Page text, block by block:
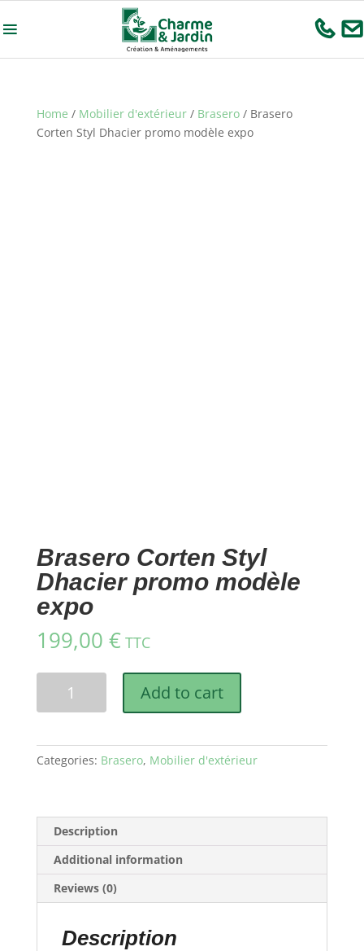
Home / Mobilier d'extérieur/ Brasero/ Brasero
Corten Styl Dhacier promo modèle expo
Brasero Corten Styl
Dhacier promo modèle
expo
199,00 € TTC
Corten
promo
Add to cart
Categories: Brasero, Mobilier d'extérieur
Description
Additional information
Reviews (0)
Description